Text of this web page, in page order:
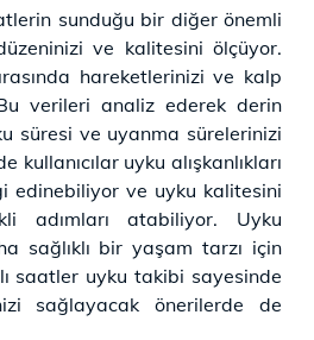
sunduğu bir diğer önemli
ve kalitesini ölçüyor.
hareketlerinizi ve kalp
Bu verileri analiz ederek derin
süresi ve uyanma sürelerinizi
kullanıcılar uyku alışkanlıkları
edinebiliyor ve uyku kalitesini
adımları atabiliyor. Uyku
sağlıklı bir yaşam tarzı için
saatler uyku takibi sayesinde
sağlayacak önerilerde de